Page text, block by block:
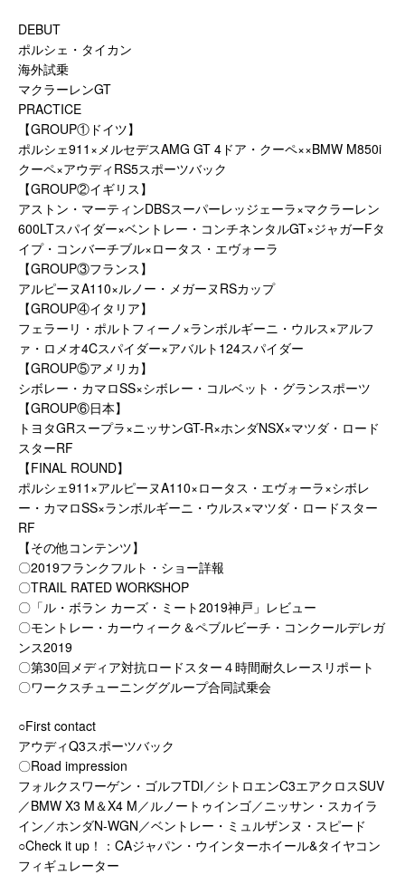
DEBUT
ポルシェ・タイカン
海外試乗
マクラーレンGT
PRACTICE
【GROUP①ドイツ】
ポルシェ911×メルセデスAMG GT 4ドア・クーペ××BMW M850i
クーペ×アウディRS5スポーツバック
【GROUP②イギリス】
アストン・マーティンDBSスーパーレッジェーラ×マクラーレン
600LTスパイダー×ベントレー・コンチネンタルGT×ジャガーFタ
イプ・コンバーチブル×ロータス・エヴォーラ
【GROUP③フランス】
アルピーヌA110×ルノー・メガーヌRSカップ
【GROUP④イタリア】
フェラーリ・ポルトフィーノ×ランボルギーニ・ウルス×アルフ
ァ・ロメオ4Cスパイダー×アバルト124スパイダー
【GROUP⑤アメリカ】
シボレー・カマロSS×シボレー・コルベット・グランスポーツ
【GROUP⑥日本】
トヨタGRスープラ×ニッサンGT-R×ホンダNSX×マツダ・ロード
スターRF
【FINAL ROUND】
ポルシェ911×アルピーヌA110×ロータス・エヴォーラ×シボレ
ー・カマロSS×ランボルギーニ・ウルス×マツダ・ロードスター
RF
【その他コンテンツ】
〇2019フランクフルト・ショー詳報
〇TRAIL RATED WORKSHOP
〇「ル・ボラン カーズ・ミート2019神戸」レビュー
〇モントレー・カーウィーク＆ペブルビーチ・コンクールデレガ
ンス2019
〇第30回メディア対抗ロードスター４時間耐久レースリポート
〇ワークスチューニンググループ合同試乗会
○First contact
アウディQ3スポーツバック
〇Road impression
フォルクスワーゲン・ゴルフTDI／シトロエンC3エアクロスSUV
／BMW X3 M＆X4 M／ルノートゥインゴ／ニッサン・スカイラ
イン／ホンダN-WGN／ベントレー・ミュルザンヌ・スピード
○Check it up！：CAジャパン・ウインターホイール&タイヤコン
フィギュレーター